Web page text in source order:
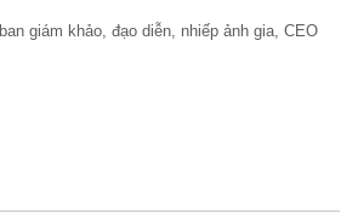
giám khảo, đạo diễn, nhiếp ảnh gia, CEO